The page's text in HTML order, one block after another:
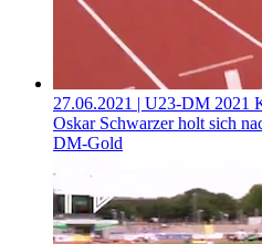
27.06.2021 | U23-DM 2021
Oskar Schwarzer holt sich
DM-Gold